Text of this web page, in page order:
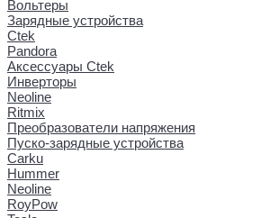
Вольтеры
Зарядные устройства
Ctek
Pandora
Аксессуары Ctek
Инверторы
Neoline
Ritmix
Преобразователи напряжения
Пуско-зарядные устройства
Carku
Hummer
Neoline
RoyPow